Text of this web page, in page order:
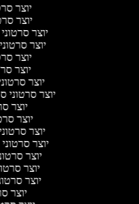
יוצר
יוצר
יוצר
יוצר
יוצר
יוצר
יוצר
יוצר סרטוני
יוצר
יוצר
יוצר
יוצר
יוצר
יוצר
יוצר
יוצר